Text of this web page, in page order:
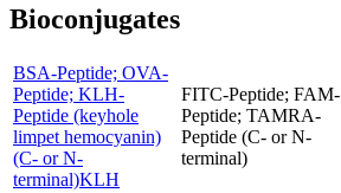
Bioconjugates
BSA-Peptide; OVA-
Peptide; KLH-
Peptide (keyhole
limpet hemocyanin)
(C- or N-
terminal)KLH
FITC-Peptide; FAM-
Peptide; TAMRA-
Peptide (C- or N-
terminal)